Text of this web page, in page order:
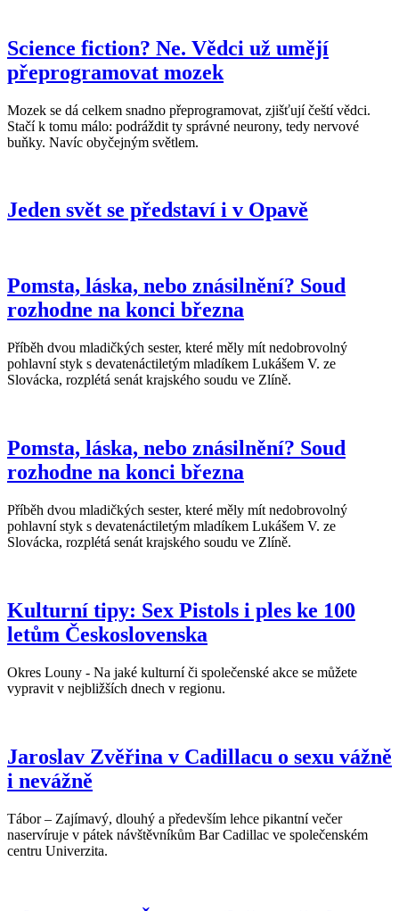
Science fiction? Ne. Vědci už umějí
přeprogramovat mozek
Mozek se dá celkem snadno přeprogramovat, zjišťují čeští vědci.
Stačí k tomu málo: podráždit ty správné neurony, tedy nervové
buňky. Navíc obyčejným světlem.
Jeden svět se představí i v Opavě
Pomsta, láska, nebo znásilnění? Soud
rozhodne na konci března
Příběh dvou mladičkých sester, které měly mít nedobrovolný
pohlavní styk s devatenáctiletým mladíkem Lukášem V. ze
Slovácka, rozplétá senát krajského soudu ve Zlíně.
Pomsta, láska, nebo znásilnění? Soud
rozhodne na konci března
Příběh dvou mladičkých sester, které měly mít nedobrovolný
pohlavní styk s devatenáctiletým mladíkem Lukášem V. ze
Slovácka, rozplétá senát krajského soudu ve Zlíně.
Kulturní tipy: Sex Pistols i ples ke 100
letům Československa
Okres Louny - Na jaké kulturní či společenské akce se můžete
vypravit v nejbližších dnech v regionu.
Jaroslav Zvěřina v Cadillacu o sexu vážně
i nevážně
Tábor – Zajímavý, dlouhý a především lehce pikantní večer
naservíruje v pátek návštěvníkům Bar Cadillac ve společenském
centru Univerzita.